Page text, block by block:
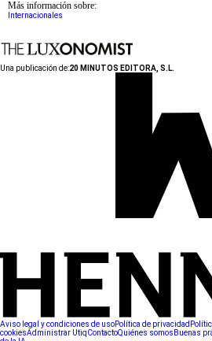
Más información sobre:
Internacionales
Una publicación de:20 MINUTOS EDITORA, S.L.
Aviso legal y condiciones de usoPolítica de privacidad
cookiesAdministrar UtiqContactoQuiénes somos Buenas